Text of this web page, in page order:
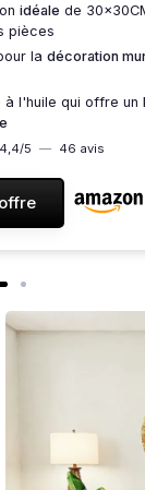
idéale de
pièces
la décoration
à l'huile qui offre un
4,4/5 — 46 avis